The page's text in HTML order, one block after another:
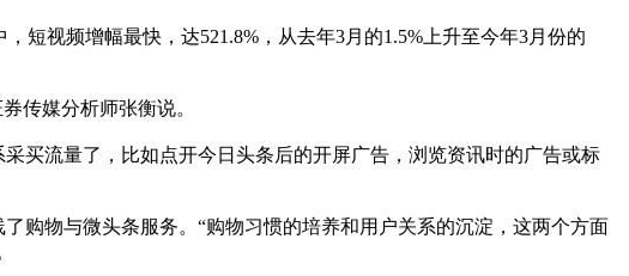
短视频增幅最快，达521.8%，从去年3月的1.5%上升至今年3月份的
传媒分析师张衡说。
买流量了，比如点开今日头条后的开屏广告，浏览资讯时的广告或标
购物与微头条服务。“购物习惯的培养和用户关系的沉淀，这两个方面